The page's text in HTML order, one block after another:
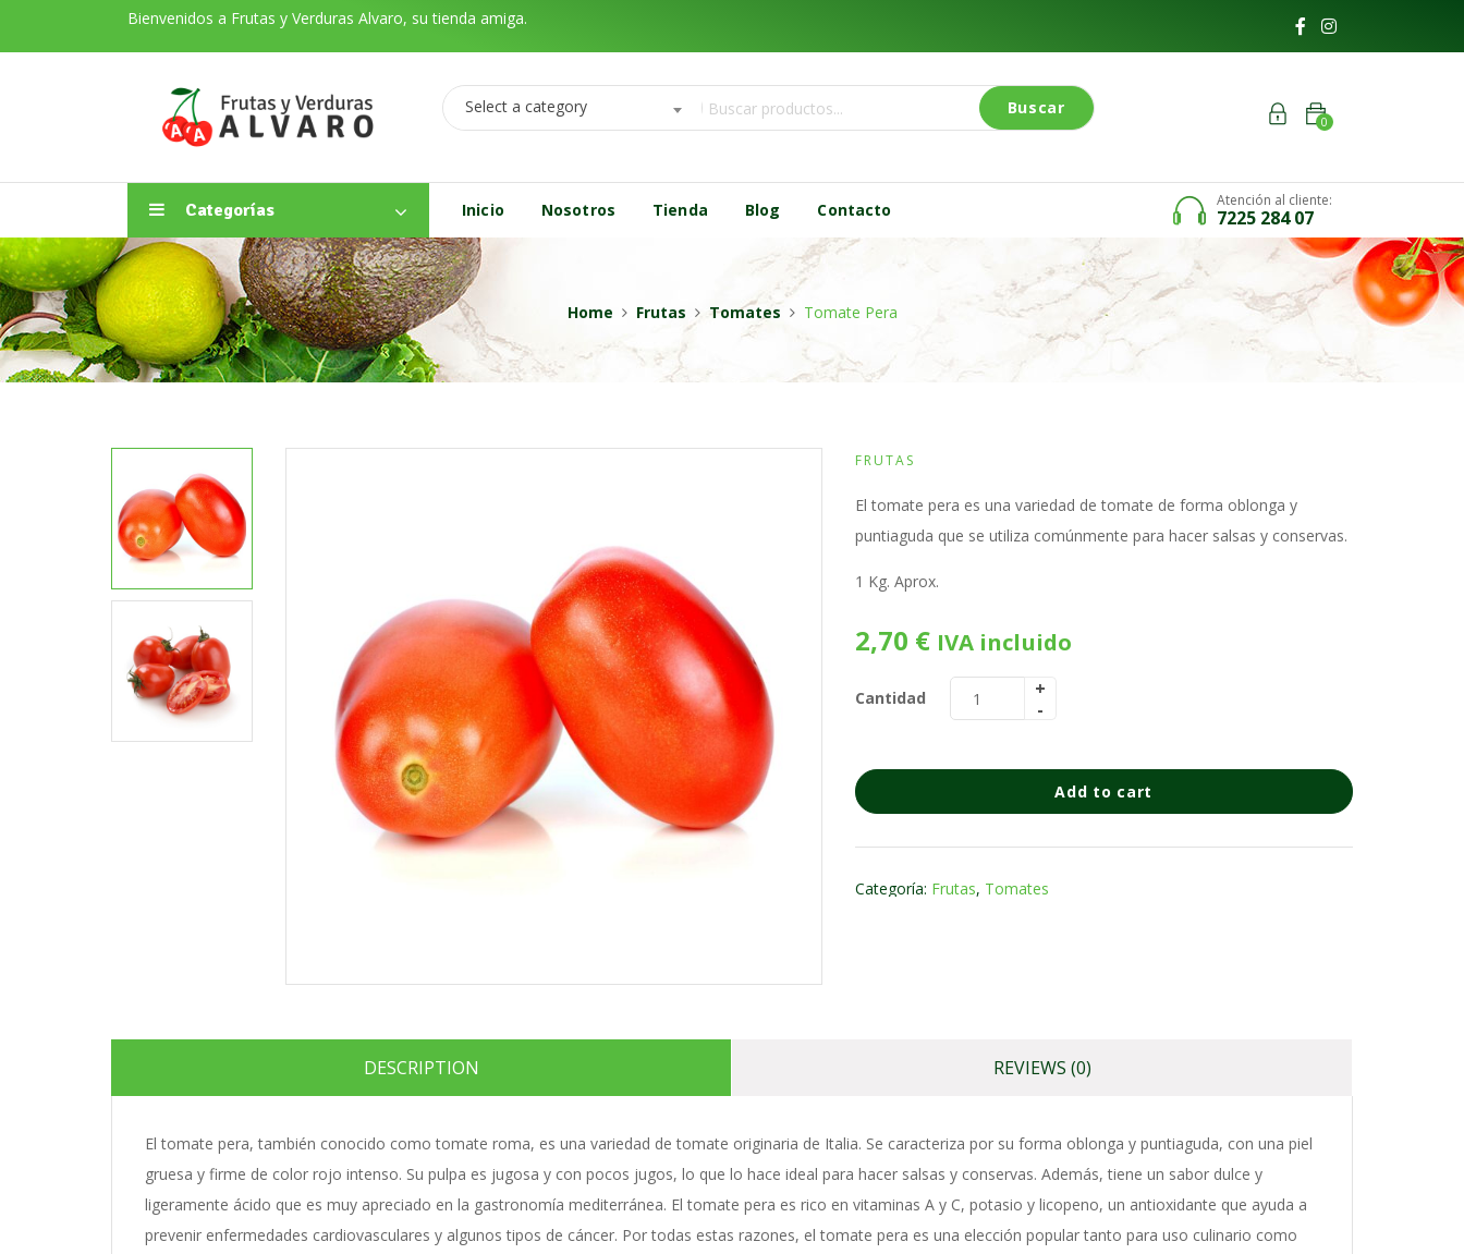
Bienvenidos a Frutas y Verduras Alvaro, su tienda amiga.
Select a category Buscar
0
Categorías Inicio Nosotros Tienda Blog Contacto Atención al cliente:
7225 284 07
Home Frutas Tomates Tomate Pera
FRUTAS
El tomate pera es una variedad de tomate de forma oblonga y
puntiaguda que se utiliza comúnmente para hacer salsas y conservas.
1 Kg. Aprox.
2,70 € IVA incluido
Cantidad
Add to cart
Categoría: Frutas, Tomates
DESCRIPTION REVIEWS (0)
El tomate pera, también conocido como tomate roma, es una variedad de tomate originaria de Italia. Se caracteriza por su forma oblonga y puntiaguda, con una piel
gruesa y firme de color rojo intenso. Su pulpa es jugosa y con pocos jugos, lo que lo hace ideal para hacer salsas y conservas. Además, tiene un sabor dulce y
ligeramente ácido que es muy apreciado en la gastronomía mediterránea. El tomate pera es rico en vitaminas A y C, potasio y licopeno, un antioxidante que ayuda a
prevenir enfermedades cardiovasculares y algunos tipos de cáncer. Por todas estas razones, el tomate pera es una elección popular tanto para uso culinario como